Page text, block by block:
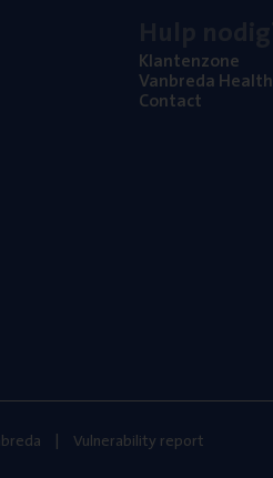
Klan­ten­zo­ne
Van­b­re­da Health
Con­tact
Vulnerability report